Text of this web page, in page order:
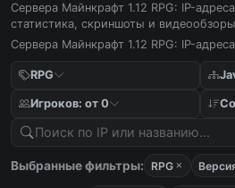
Сервера Майнкрафт 1.12 RPG: IP-
статистика, скриншоты и
Сервера Майнкрафт 1.12 RPG: IP-
RPG
Игроков: от 0
Выбранные фильтры: RPG